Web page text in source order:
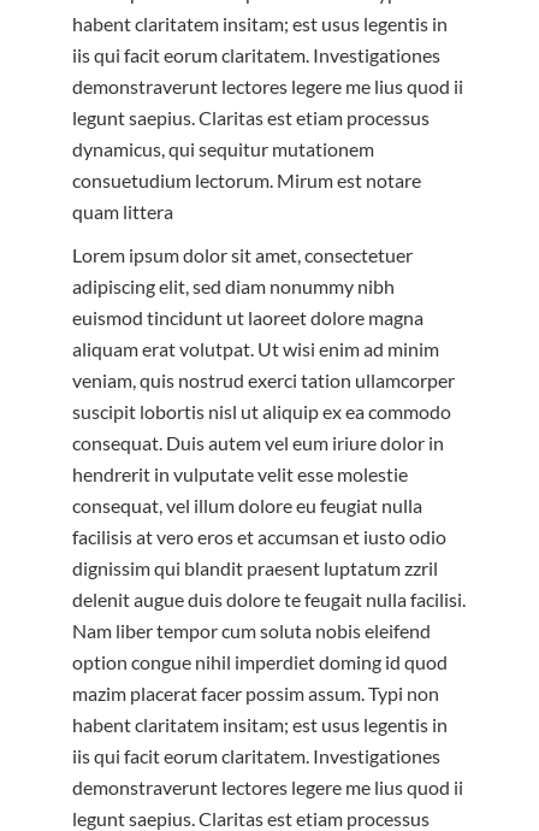
habent claritatem insitam; est usus legentis in
iis qui facit eorum claritatem. Investigationes
demonstraverunt lectores legere me lius quod ii
legunt saepius. Claritas est etiam processus
dynamicus, qui sequitur mutationem
consuetudium lectorum. Mirum est notare
quam littera
Lorem ipsum dolor sit amet, consectetuer
adipiscing elit, sed diam nonummy nibh
euismod tincidunt ut laoreet dolore magna
aliquam erat volutpat. Ut wisi enim ad minim
veniam, quis nostrud exerci tation ullamcorper
suscipit lobortis nisl ut aliquip ex ea commodo
consequat. Duis autem vel eum iriure dolor in
hendrerit in vulputate velit esse molestie
consequat, vel illum dolore eu feugiat nulla
facilisis at vero eros et accumsan et iusto odio
dignissim qui blandit praesent luptatum zzril
delenit augue duis dolore te feugait nulla facilisi.
Nam liber tempor cum soluta nobis eleifend
option congue nihil imperdiet doming id quod
mazim placerat facer possim assum. Typi non
habent claritatem insitam; est usus legentis in
iis qui facit eorum claritatem. Investigationes
demonstraverunt lectores legere me lius quod ii
legunt saepius. Claritas est etiam processus